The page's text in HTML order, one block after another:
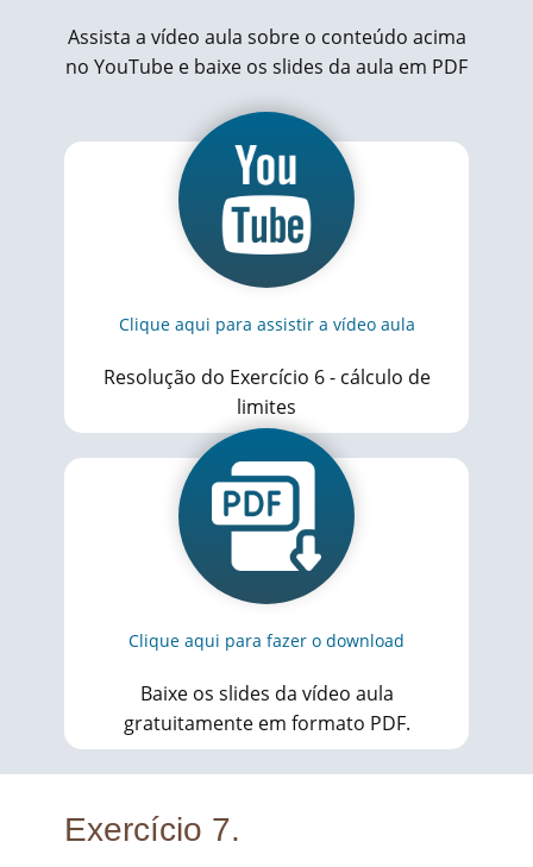
Assista a vídeo aula sobre o conteúdo acima
no YouTube e baixe os slides da aula em PDF
Clique aqui para assistir a vídeo aula
Resolução do Exercício 6 - cálculo de
limites
Clique aqui para fazer o download
Baixe os slides da vídeo aula
gratuitamente em formato PDF.
Exercício 7.